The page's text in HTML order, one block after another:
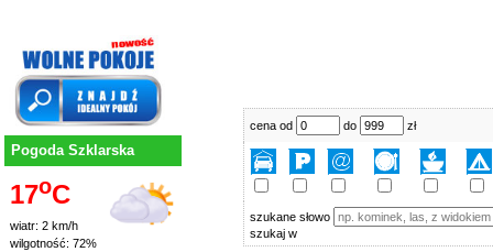
Pogoda Szklarska
17oC
wiatr: 2 km/h
wilgotność: 72%
cena od do zł
szukane słowo
szukaj w